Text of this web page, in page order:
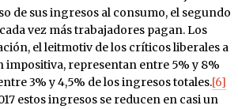
de sus ingresos al consumo, el segundo
vez más trabajadores pagan. Los
el leitmotiv de los críticos liberales a
impositiva, representan entre 5% y 8%
3% y 4,5% de los ingresos totales.[6]
estos ingresos se reducen en casi un